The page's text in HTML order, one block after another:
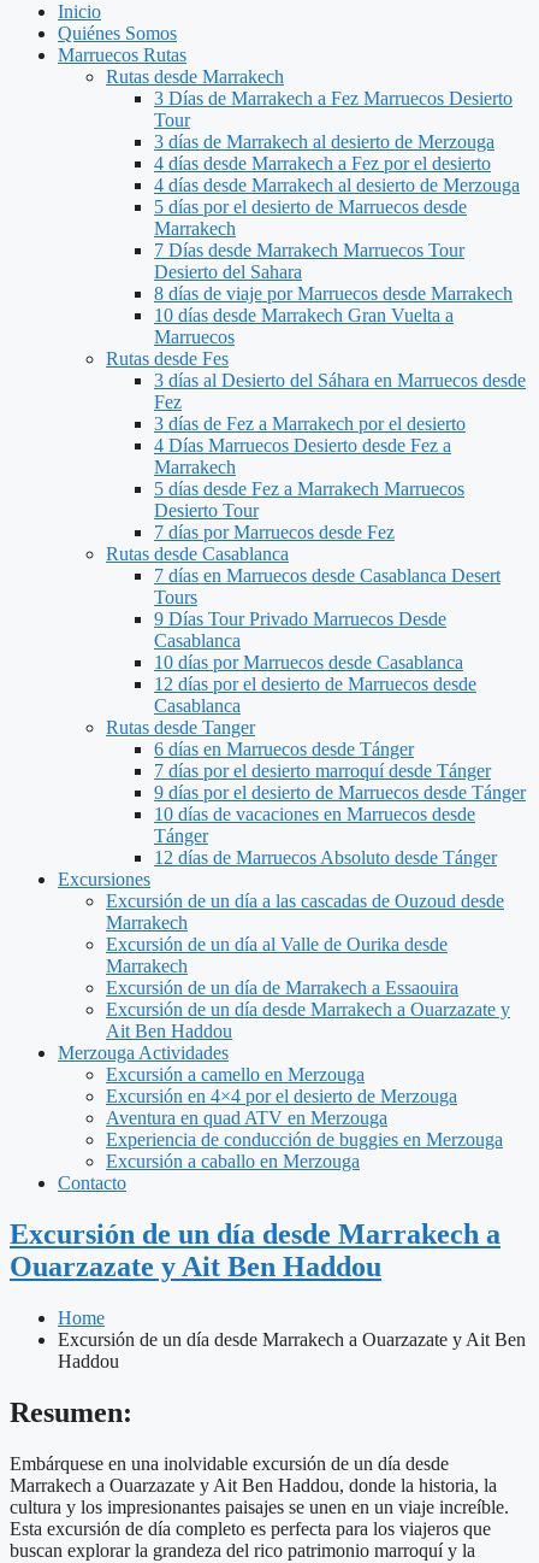
Inicio
Quiénes Somos
Marruecos Rutas
Rutas desde Marrakech
3 Días de Marrakech a Fez Marruecos Desierto
Tour
3 días de Marrakech al desierto de Merzouga
4 días desde Marrakech a Fez por el desierto
4 días desde Marrakech al desierto de Merzouga
5 días por el desierto de Marruecos desde
Marrakech
7 Días desde Marrakech Marruecos Tour
Desierto del Sahara
8 días de viaje por Marruecos desde Marrakech
10 días desde Marrakech Gran Vuelta a
Marruecos
Rutas desde Fes
3 días al Desierto del Sáhara en Marruecos desde
Fez
3 días de Fez a Marrakech por el desierto
4 Días Marruecos Desierto desde Fez a
Marrakech
5 días desde Fez a Marrakech Marruecos
Desierto Tour
7 días por Marruecos desde Fez
Rutas desde Casablanca
7 días en Marruecos desde Casablanca Desert
Tours
9 Días Tour Privado Marruecos Desde
Casablanca
10 días por Marruecos desde Casablanca
12 días por el desierto de Marruecos desde
Casablanca
Rutas desde Tanger
6 días en Marruecos desde Tánger
7 días por el desierto marroquí desde Tánger
9 días por el desierto de Marruecos desde Tánger
10 días de vacaciones en Marruecos desde
Tánger
12 días de Marruecos Absoluto desde Tánger
Excursiones
Excursión de un día a las cascadas de Ouzoud desde
Marrakech
Excursión de un día al Valle de Ourika desde
Marrakech
Excursión de un día de Marrakech a Essaouira
Excursión de un día desde Marrakech a Ouarzazate y
Ait Ben Haddou
Merzouga Actividades
Excursión a camello en Merzouga
Excursión en 4×4 por el desierto de Merzouga
Aventura en quad ATV en Merzouga
Experiencia de conducción de buggies en Merzouga
Excursión a caballo en Merzouga
Contacto
Excursión de un día desde Marrakech a
Ouarzazate y Ait Ben Haddou
Home
Excursión de un día desde Marrakech a Ouarzazate y Ait Ben
Haddou
Resumen:
Embárquese en una inolvidable excursión de un día desde
Marrakech a Ouarzazate y Ait Ben Haddou, donde la historia, la
cultura y los impresionantes paisajes se unen en un viaje increíble.
Esta excursión de día completo es perfecta para los viajeros que
buscan explorar la grandeza del rico patrimonio marroquí y la